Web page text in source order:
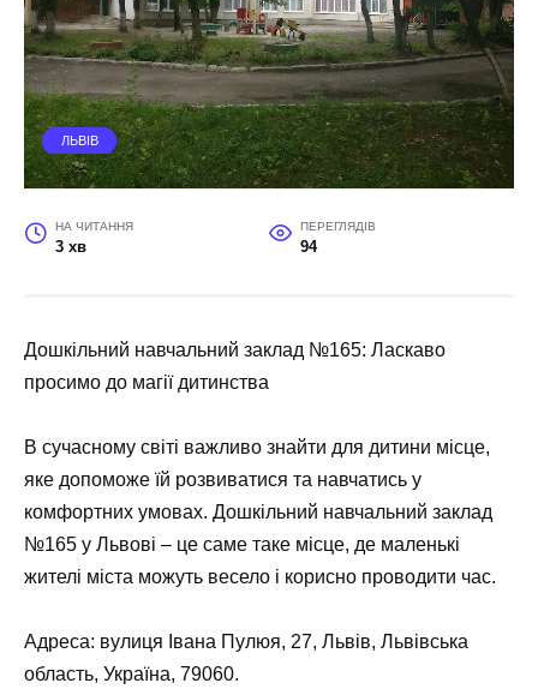
ЛЬВІВ
НА ЧИТАННЯ
3 хв
ПЕРЕГЛЯДІВ
94
Дошкільний навчальний заклад №165: Ласкаво
просимо до магії дитинства
В сучасному світі важливо знайти для дитини місце,
яке допоможе їй розвиватися та навчатись у
комфортних умовах. Дошкільний навчальний заклад
№165 у Львові – це саме таке місце, де маленькі
жителі міста можуть весело і корисно проводити час.
Адреса: вулиця Івана Пулюя, 27, Львів, Львівська
область, Україна, 79060.